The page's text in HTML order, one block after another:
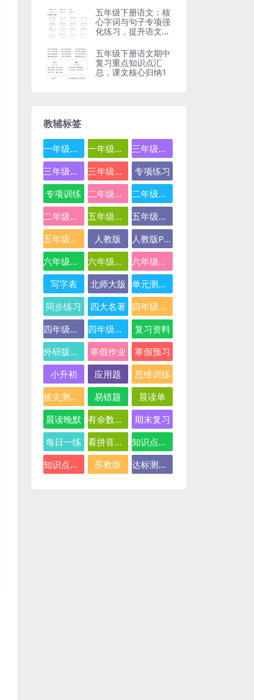
五年级下册语文：核
心字词与句子专项强
化练习，提升语文基
五年级下册语文期中
复习重点知识点汇
总，课文核心归纳1
教辅标签
一年级数学 一年级语文
三年级数学
三年级英语
三年级语文
专项练习
专项训练
二年级下册数学
二年级数学
二年级语文
五年级数学
五年级英语
五年级语文
人教版
人教版PEP
六年级数学
六年级英语
六年级语文
写字表
北师大版
单元测试卷
同步练习
四大名著
四年级下册语文
四年级数学
四年级语文
复习资料
外研版三起点
寒假作业
寒假预习
小升初
应用题
思维训练
拔尖测试卷
易错题
晨读单
晨读晚默
有余数的除法
期末复习
每日一练
看拼音写词语
知识点总结
知识点汇总
苏教版 达标测试卷